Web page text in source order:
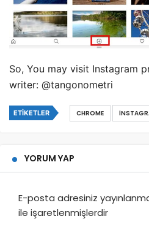
So, You may visit Instagram
writer: @tangonometri
ETIKETLER CHROME
YORUM YAP
E-posta adresiniz
ile işaretlenmişlerdir